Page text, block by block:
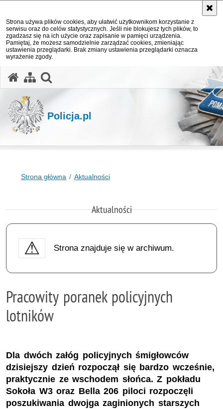
Strona używa plików cookies, aby ułatwić użytkownikom korzystanie z
serwisu oraz do celów statystycznych. Jeśli nie blokujesz tych plików, to
zgadzasz się na ich użycie oraz zapisanie w pamięci urządzenia.
Pamiętaj, że możesz samodzielnie zarządzać cookies, zmieniając
ustawienia przeglądarki. Brak zmiany ustawienia przeglądarki oznacza
wyrażenie zgody.
Policja.pl
Strona główna Aktualności
Aktualności
Strona znajduje się w archiwum.
Pracowity poranek policyjnych
lotników
Dla dwóch załóg policyjnych śmigłowców
dzisiejszy dzień rozpoczął się bardzo wcześnie,
praktycznie ze wschodem słońca. Z pokładu
Sokoła W3 oraz Bella 206 piloci rozpoczęli
poszukiwania dwojga zaginionych starszych